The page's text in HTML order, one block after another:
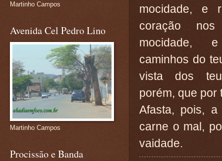
mocidade, e
coração
mocidade,
caminhos do
vista dos
porém, que por
Afasta, pois,
carne o mal,
vaidade.
Martinho Campos
Avenida Cel Pedro Lino
Martinho Campos
Procissão e Banda